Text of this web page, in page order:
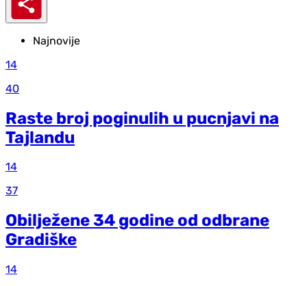
Najnovije
14
40
Raste broj poginulih u pucnjavi na
Tajlandu
14
37
Obilježene 34 godine od odbrane
Gradiške
14